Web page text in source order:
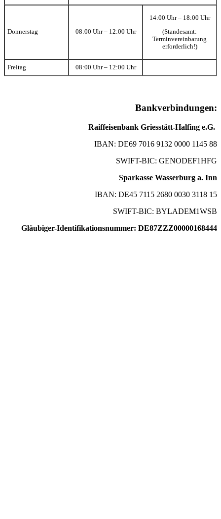
Donnerstag 08:00 Uhr – 12:00 Uhr
14:00 Uhr – 18:00 Uhr
(Standesamt:
Terminvereinbarung
erforderlich!)
Freitag 08:00 Uhr – 12:00 Uhr
Bankverbindungen:
Raiffeisenbank Griesstätt-Halfing e.G.
IBAN: DE69 7016 9132 0000 1145 88
SWIFT-BIC: GENODEF1HFG
Sparkasse Wasserburg a. Inn
IBAN: DE45 7115 2680 0030 3118 15
SWIFT-BIC: BYLADEM1WSB
Gläubiger-Identifikationsnummer: DE87ZZZ00000168444